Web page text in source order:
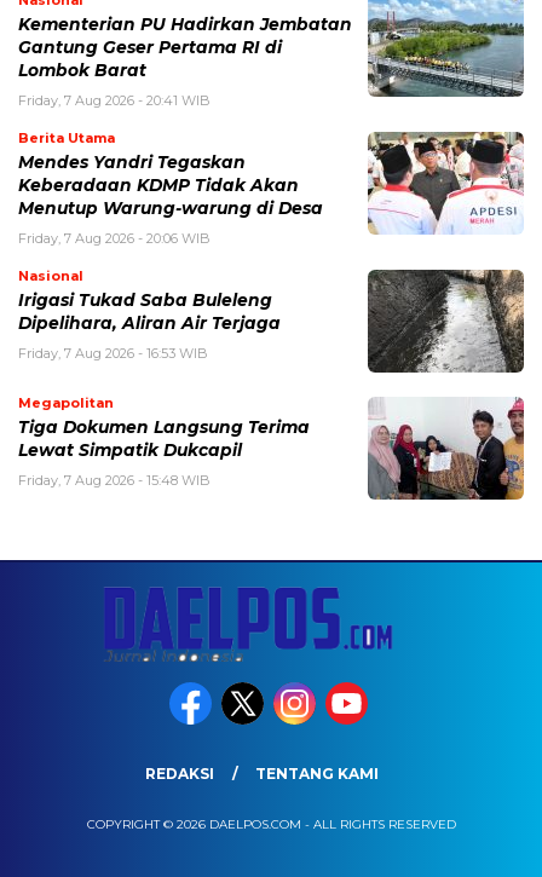
Kementerian PU Hadirkan Jembatan
Gantung Geser Pertama RI di
Lombok Barat
Friday, 7 Aug 2026 - 20:41 WIB
Berita Utama
Mendes Yandri Tegaskan
Keberadaan KDMP Tidak Akan
Menutup Warung-warung di Desa
Friday, 7 Aug 2026 - 20:06 WIB
Nasional
Irigasi Tukad Saba Buleleng
Dipelihara, Aliran Air Terjaga
Friday, 7 Aug 2026 - 16:53 WIB
Megapolitan
Tiga Dokumen Langsung Terima
Lewat Simpatik Dukcapil
Friday, 7 Aug 2026 - 15:48 WIB
REDAKSI TENTANG KAMI
COPYRIGHT © 2026 DAELPOS.COM - ALL RIGHTS RESERVED